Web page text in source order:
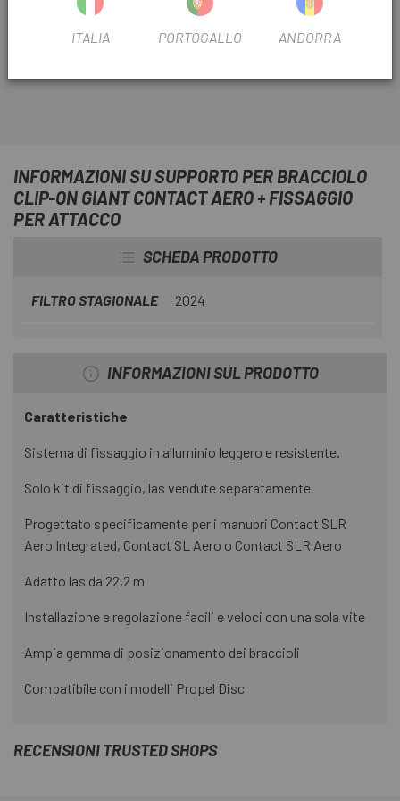
sono progettati specificamente per la gamma Giant
Contact SLR Aero per la compatibilità.
INFORMAZIONI SU SUPPORTO PER BRACCIOLO
CLIP-ON GIANT CONTACT AERO + FISSAGGIO
PER ATTACCO
SCHEDA PRODOTTO
FILTRO STAGIONALE 2024
INFORMAZIONI SUL PRODOTTO
Caratteristiche
Sistema di fissaggio in alluminio leggero e resistente.
Solo kit di fissaggio, las vendute separatamente
Progettato specificamente per i manubri Contact SLR
Aero Integrated, Contact SL Aero o Contact SLR Aero
Adatto las da 22,2 m
Installazione e regolazione facili e veloci con una sola vite
Ampia gamma di posizionamento dei braccioli
Compatibile con i modelli Propel Disc
RECENSIONI TRUSTED SHOPS
ITALIA PORTOGALLO ANDORRA